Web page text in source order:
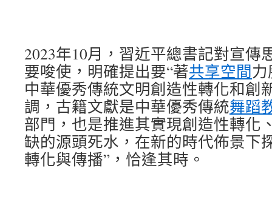
2023年10月，習近平總書記對宣傳
要唆使，明確提出要“著共享空間
中華優秀傳統文明創造性轉化和創
調，古籍文獻是中華優秀傳統舞蹈
部門，也是推進其實現創造性轉化
缺的源頭死水，在新的時代佈景下
轉化與傳播”，恰逢其時。